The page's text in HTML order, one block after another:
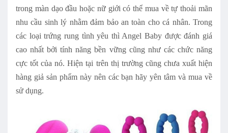
trong màn dạo đầu hoặc nữ giới có thể mua về tự thoải mãn
nhu cầu sinh lý nhằm đảm bảo an toàn cho cá nhân. Trong
các loại trứng rung tình yêu thì Angel Baby được đánh giá
cao nhất bởi tính năng bền vững cũng như các chức năng
cực tốt của nó. Hiện tại trên thị trường cũng chưa xuất hiện
hàng giả sản phẩm này nên các bạn hãy yên tâm và mua về
sử dụng.